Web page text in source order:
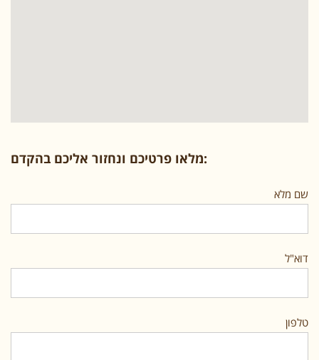
מלאו פרטיכם ונחזור אליכם בהקדם:
שם מלא
דוא"ל
טלפון